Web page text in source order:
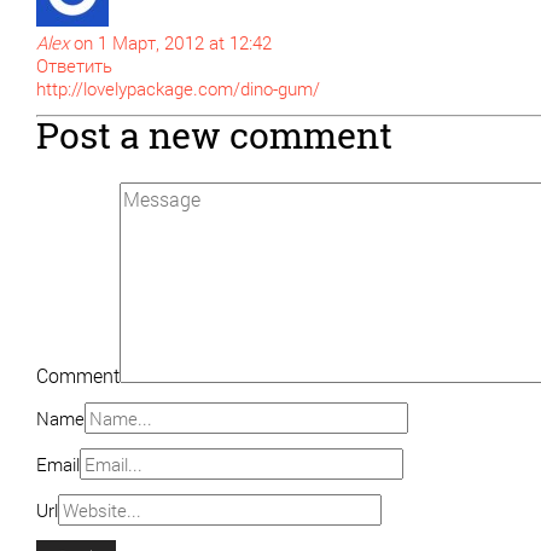
Alex on 1 Март, 2012 at 12:42
Ответить
http://lovelypackage.com/dino-gum/
Post a new comment
Comment
Name
Email
Url